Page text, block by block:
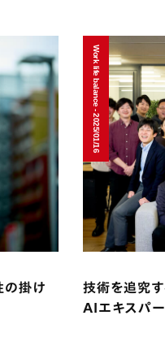
の掛け
Work life balance - 2025/01/16
技術を追究
AIエキスパ